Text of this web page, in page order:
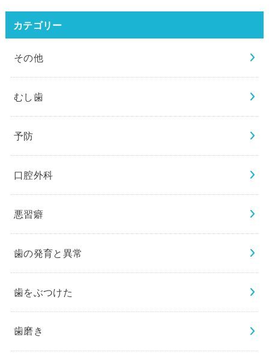
カテゴリー
その他
むし歯
予防
口腔外科
悪習癖
歯の発育と異常
歯をぶつけた
歯磨き